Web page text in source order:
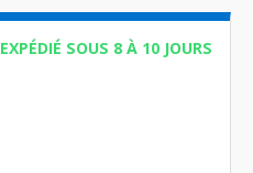
EXPÉDIÉ SOUS 8 À 10 JOURS